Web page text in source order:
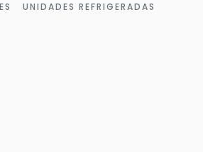
UNIDADES REFRIGERADAS